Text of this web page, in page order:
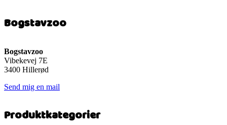
Bogstavzoo
Bogstavzoo
Vibekevej 7E
3400 Hillerød
Send mig en mail
Produktkategorier